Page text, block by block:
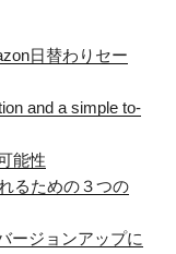
日替わりセー
and a simple to-
能性
るための３つの
ージョンアップに